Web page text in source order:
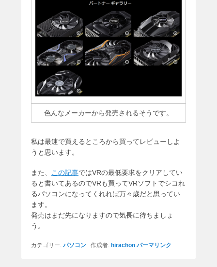
色んなメーカーから発売されるそうです。
私は最速で買えるところから買ってレビューしよ
うと思います。
また、 この記事ではVRの最低要求をクリアしてい
ると書いてあるのでVRも買ってVRソフトでシコれ
るパソコンになってくれれば万々歳だと思ってい
ます。
発売はまだ先になりますので気長に待ちましょ
う。
カテゴリー: パソコン 作成者: hirachon パーマリンク